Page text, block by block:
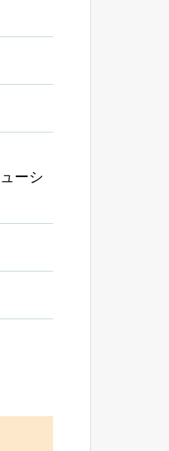
ーシ